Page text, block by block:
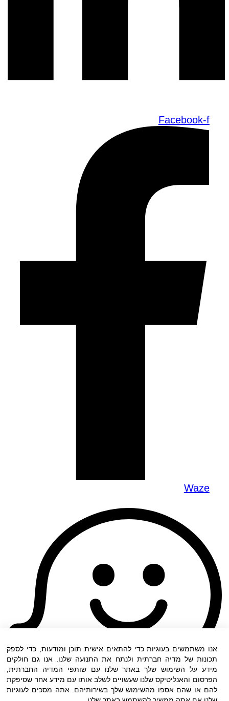
Facebook-f
Waze
אנו משתמשים בעוגיות כדי להתאים אישית תוכן ומודעות, כדי לספק
תכונות של מדיה חברתית ולנתח את התנועה שלנו. אנו גם חולקים
מידע על השימוש שלך באתר שלנו עם שותפי המדיה החברתית,
הפרסום והאנליטיקס שלנו שעשויים לשלב אותו עם מידע אחר שסיפקת
להם או שהם אספו מהשימוש שלך בשירותיהם. אתה מסכים לעוגיות